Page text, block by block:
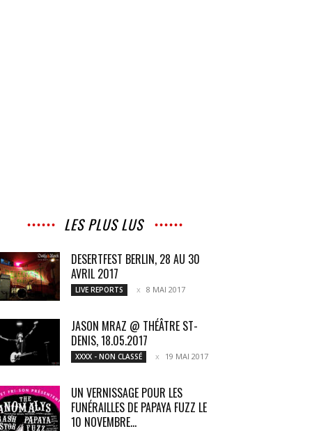
LES PLUS LUS
DESERTFEST BERLIN, 28 AU 30
AVRIL 2017
LIVE REPORTS 8 MAI 2017
JASON MRAZ @ THÉÂTRE ST-
DENIS, 18.05.2017
XXXX - NON CLASSÉ 19 MAI 2017
UN VERNISSAGE POUR LES
FUNÉRAILLES DE PAPAYA FUZZ LE
10 NOVEMBRE...